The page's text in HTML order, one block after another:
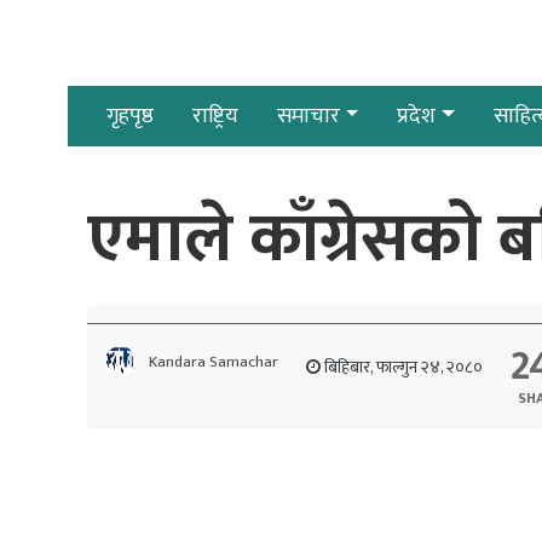
गृहपृष्ठ राष्ट्रिय समाचार प्रदेश
एमाले काँग्रेसको
Kandara Samachar बिहिबार, फाल्गुन २४, २०८०